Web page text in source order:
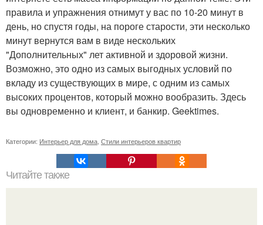
правила и упражнения отнимут у вас по 10-20 минут в
день, но спустя годы, на пороге старости, эти несколько
минут вернутся вам в виде нескольких
"Дополнительных" лет активной и здоровой жизни.
Возможно, это одно из самых выгодных условий по
вкладу из существующих в мире, с одним из самых
высоких процентов, который можно вообразить. Здесь
вы одновременно и клиент, и банкир. Geektimes.
Категории: Интерьер для дома Стили интерьеров квартир
Читайте также